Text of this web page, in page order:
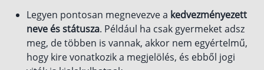
Vagyonbiztosítások
Kötelező biztosítás (KGFB)
Legyen pontosan megnevezve a kedvezményezett
neve és státusza. Például ha csak gyermeket adsz
meg, de többen is vannak, akkor nem egyértelmű,
hogy kire vonatkozik a megjelölés, és ebből jogi